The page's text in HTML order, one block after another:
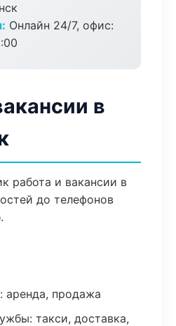
Онлайн 24/7, офис:
в
работа и вакансии в
до телефонов
продажа
такси, доставка,